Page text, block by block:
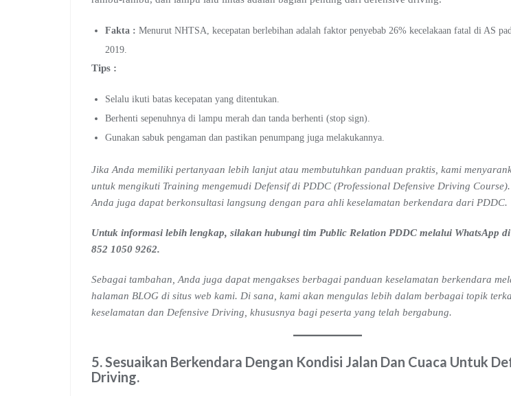
Fakta : Menurut NHTSA, kecepatan berlebihan adalah faktor penyebab 26% kecelakaan fatal di AS
2019.
Tips :
Selalu ikuti batas kecepatan yang ditentukan.
Berhenti sepenuhnya di lampu merah dan tanda berhenti (stop sign).
Gunakan sabuk pengaman dan pastikan penumpang juga melakukannya.
Jika Anda memiliki pertanyaan lebih lanjut atau membutuhkan panduan praktis, kami
untuk mengikuti Training mengemudi Defensif di PDDC (Professional Defensive Driving Course).
Anda juga dapat berkonsultasi langsung dengan para ahli keselamatan berkendara dari PDDC.
Untuk informasi lebih lengkap, silakan hubungi tim Public Relation PDDC melalui WhatsApp
852 1050 9262.
Sebagai tambahan, Anda juga dapat mengakses berbagai panduan keselamatan berkendara
halaman BLOG di situs web kami. Di sana, kami akan mengulas lebih dalam berbagai topik
keselamatan dan Defensive Driving, khususnya bagi peserta yang telah bergabung.
5.Sesuaikan Berkendara Dengan Kondisi Jalan Dan Cuaca Untuk
Driving.